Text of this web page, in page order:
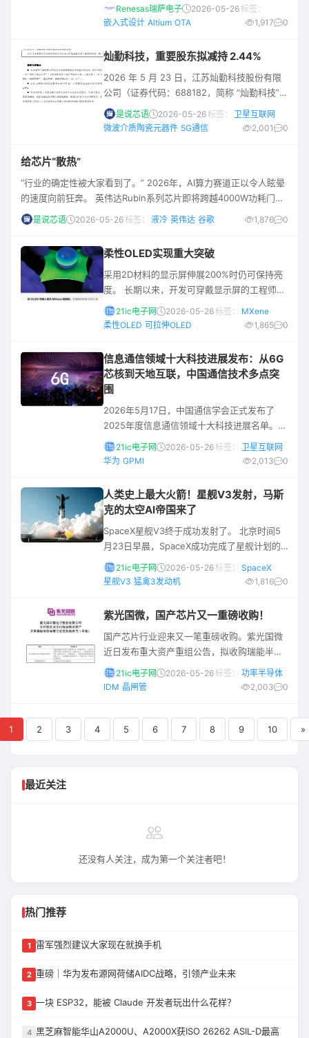
化的流程。当时，我们的云端互联开发平台尚
智慧的方式，去组织、简化、情境化并整合那
些横跨硬件、软件、生产力工具与设计团队的
复杂工作流。在最近于德国纽伦堡举行的
Embedded World展
Renesas瑞萨电子 2026-05-26标签：
嵌入式设计 Altium OTA 1,917 0
灿勤科技，重要股东拟减持 2.44%
2026 年 5 月 23 日，江苏灿勤科技股份有限
公司（证券代码：688182，简称 “灿勤科技”）
发布股东询价转让计划书，披露控股股东一致
行动人张家港聚晶企业管理合伙企业（有限合
占公司总股本 2.44%，转让目的为满足自身资
金需求。本次转让通过询价方式向特定机构投
是说芯语 2026-05-26标签：
卫星互联网
微波介质陶瓷元器件 5G通信 2,001 0
给芯片“散热”
“行业的确定性被大家看到了。” 2026年，AI算力赛道正以令人眩晕
的速度向前狂奔。 英伟达Rubin系列芯片即将跨越4000W功耗门
槛，谷歌TPU v7单芯片功耗已逼近1000W，国内互联网大厂的数据
中心机柜功率密度从两年前的15kW飙升至140kW以上。这些功耗产
主流模式。液冷赛道的投资热度也随之攀升。在液冷赛道最滚烫的
时刻，投中网获
是说芯语 2026-05-26标签： 液冷 英伟达 谷歌 1,876 0
柔性OLED实现重大突破
采用2D材料的显示屏伸展200%时仍可保持亮
度。 长期以来，开发可穿戴显示屏的工程师们
都在寻求能弯曲、扭转、拉伸，同时还能保持
稳定亮度的OLED屏幕。这类显示屏可集成至新
暗。 不过，工程师始终面临取舍难题，因为材
料会越拉伸越暗。而美国费城德雷塞尔大学的
材料科学家尤里·戈戈齐（Yury Gogotsi）联合
领导的团队找到
21ic电子网 2026-05-26标签：
MXene
柔性OLED 可拉伸OLED 1,865 0
信息通信领域十大科技进展发布：从6G
芯核到天地互联，中国通信技术多点突
围
2026年5月17日，中国通信学会正式发布了
2025年度信息通信领域十大科技进展名单。从
67项推荐成果中脱颖而出的这10项进展，涵盖
了6G关键技术、太赫兹芯片、卫星互联网、网
立体突破图景。 6G：从“地基”到“芯核”的双重
突破 站在5G向6G演进的窗口期，本次入选的
成果中至少有四项与6G直接相关，分布在不同
技术层级。
21ic电子网 2026-05-26标签：
卫星互联网
华为 GPMI 2,013 0
人类史上最大火箭！星舰V3发射，马斯
克的太空AI帝国来了
SpaceX星舰V3终于成功发射了。 北京时间5
月23日早晨，SpaceX成功完成了星舰计划的
第12次集成飞行测试，这也是星舰V3的震撼首
飞。高达124米的星舰V3，也是目前人类有史
到最后40秒时，因为用于固定塔臂的液压销未
能成功缩回，发射被紧急叫停。当时网络上出
现了一些争议，有人认为航天工程理应安全第
一，但也有网
21ic电子网 2026-05-26标签：
SpaceX
星舰V3 猛禽3发动机 1,816 0
紫光国微，国产芯片又一重磅收购！
国产芯片行业迎来又一笔重磅收购。紫光国微
近日发布重大资产重组公告，拟收购瑞能半导
体100%股权，交易总价定为19亿元。交易完成
后瑞能半导体将成为紫光国微全资子公司。 本
同时拟募集配套资金不超过3.96 亿元。 瑞能
半导体是国内功率半导体IDM企业，前身源自
21ic电子网 2026-05-26标签：
功率半导体
IDM 晶闸管 2,003 0
1 2 3 4 5 6 7 8 9 10 »
最近关注
还没有人关注，成为第一个关注者吧！
热门推荐
1 雷军强烈建议大家现在就换手机
2 重磅｜华为发布源网荷储AIDC战略，引领产业未来
3 一块 ESP32，能被 Claude 开发者玩出什么花样？
4 黑芝麻智能华山A2000U、A2000X获ISO 26262 ASIL-D最高